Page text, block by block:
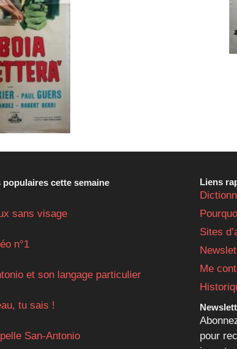
cette semaine
sans visage
n°1
et son langage particulier
tu sais !
San-Antonio
Liens
Sites
Me
pour